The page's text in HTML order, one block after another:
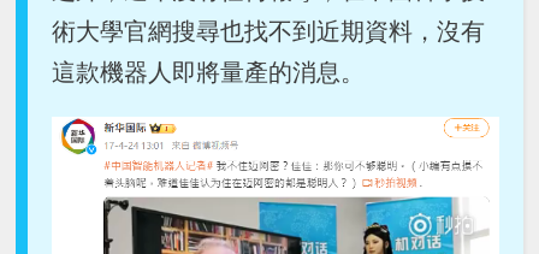
術大學官網搜尋也找不到近期資料，沒有
這款機器人即將量產的消息。